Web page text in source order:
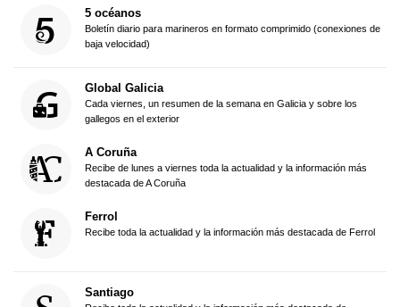
5 océanos
Boletín diario para marineros en formato comprimido (conexiones de
baja velocidad)
Global Galicia
Cada viernes, un resumen de la semana en Galicia y sobre los
gallegos en el exterior
A Coruña
Recibe de lunes a viernes toda la actualidad y la información más
destacada de A Coruña
Ferrol
Recibe toda la actualidad y la información más destacada de Ferrol
Santiago